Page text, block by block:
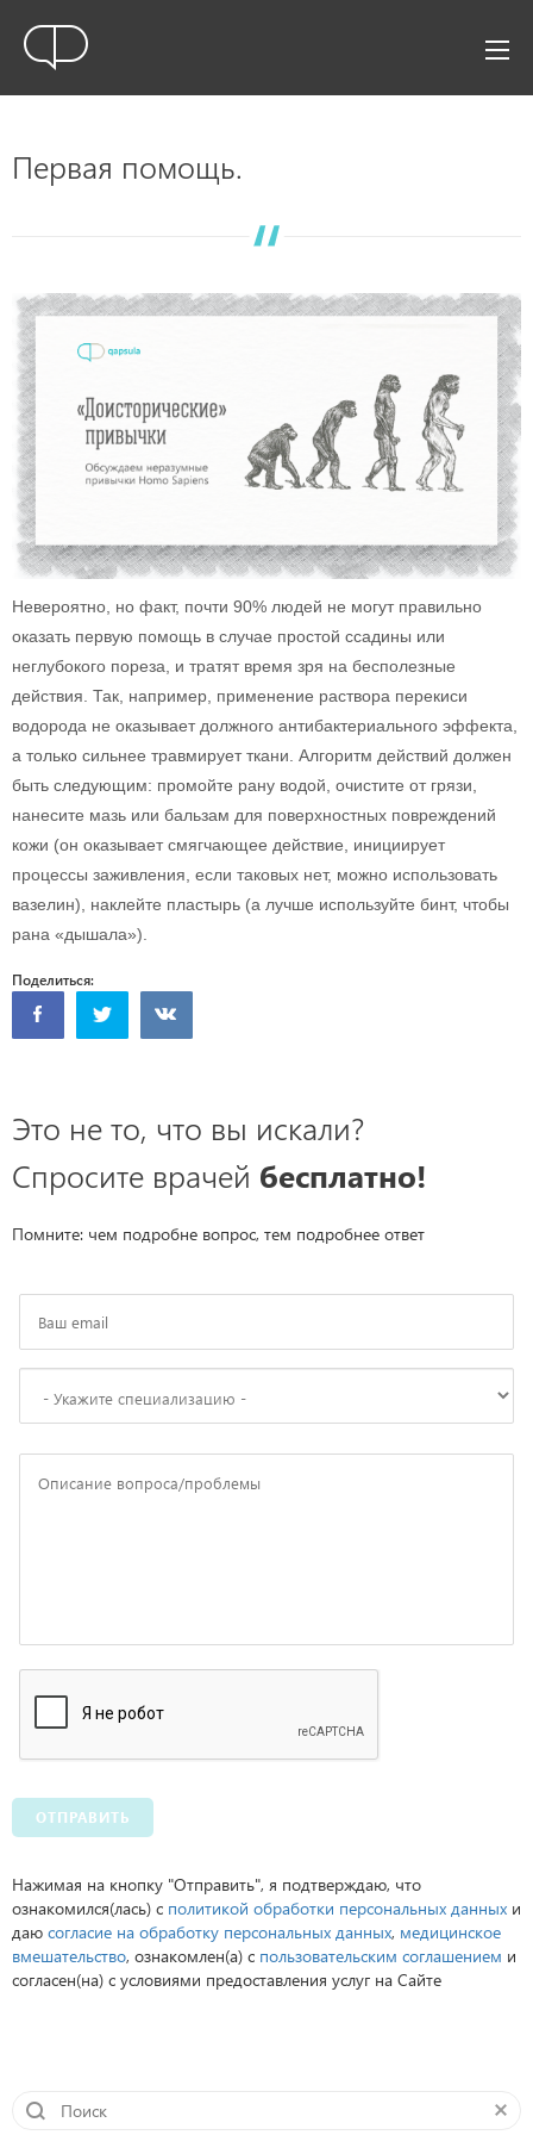
Первая помощь.
Невероятно, но факт, почти 90% людей не могут правильно
оказать первую помощь в случае простой ссадины или
неглубокого пореза, и тратят время зря на бесполезные
действия. Так, например, применение раствора перекиси
водорода не оказывает должного антибактериального эффекта,
а только сильнее травмирует ткани. Алгоритм действий должен
быть следующим: промойте рану водой, очистите от грязи,
нанесите мазь или бальзам для поверхностных повреждений
кожи (он оказывает смягчающее действие, инициирует
процессы заживления, если таковых нет, можно использовать
вазелин), наклейте пластырь (а лучше используйте бинт, чтобы
рана «дышала»).
Поделиться:
Это не то, что вы искали?
Спросите врачей бесплатно!
Помните: чем подробне вопрос, тем подробнее ответ
ОТПРАВИТЬ
Нажимая на кнопку "Отправить", я подтверждаю, что
ознакомился(лась) с политикой обработки персональных данных и
даю согласие на обработку персональных данных, медицинское
вмешательство, ознакомлен(а) с пользовательским соглашением и
согласен(на) с условиями предоставления услуг на Сайте